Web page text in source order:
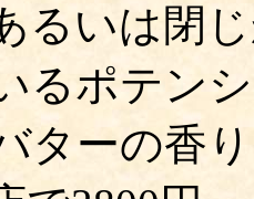
るいは閉
るポテン
ターの香